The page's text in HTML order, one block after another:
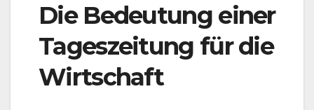
Die Bedeutung einer
Tageszeitung für die
Wirtschaft